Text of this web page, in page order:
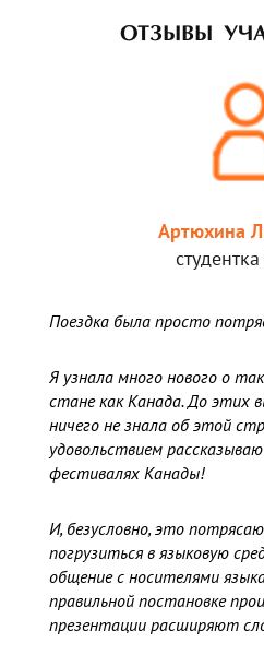
ОТЗЫВЫ
Артюхина
Поездка была просто
Я узнала много нового о
стане как Канада. До этих
ничего не знала об этой
удовольствием
фестивалях Канады!
И, безусловно, это
погрузиться в языковую
общение с носителями
правильной постановке
презентации расширяют